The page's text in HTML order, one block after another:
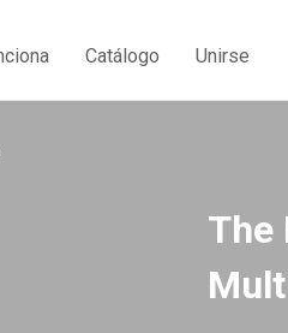
Catálogo Unirse
The